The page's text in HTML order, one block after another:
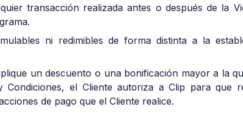
transacción realizada antes o después de la
ni redimibles de forma distinta a la
un descuento o una bonificación mayor a la
el Cliente autoriza a Clip para que
de pago que el Cliente realice.